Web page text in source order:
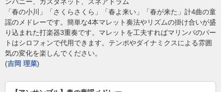
「春の小川」「さくらさくら」「春よ来い」「春が来た」計4曲の童
謡のメドレーです。簡単な4本マレット奏法やリズムの掛け合いが盛
り込まれた打楽器3重奏です。マレットを工夫すればマリンバのパー
トはシロフォンで代用できます。テンポやダイナミクスによる雰囲
気の変化を楽しんでください。
(吉岡 理菜)